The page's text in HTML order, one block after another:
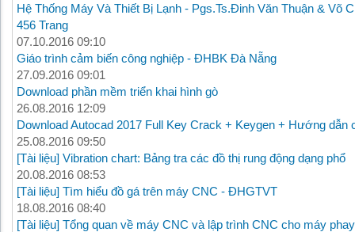
Hệ Thống Máy Và Thiết Bị Lạnh - Pgs.Ts.Đinh Văn Thuận & Võ
456 Trang
07.10.2016 09:10
Giáo trình cảm biến công nghiệp - ĐHBK Đà Nẵng
27.09.2016 09:01
Download phần mềm triển khai hình gò
26.08.2016 12:09
Download Autocad 2017 Full Key Crack + Keygen + Hướng dẫn
25.08.2016 09:50
[Tài liệu] Vibration chart: Bảng tra các đồ thị rung động dạng phổ
20.08.2016 08:53
[Tài liệu] Tìm hiểu đồ gá trên máy CNC - ĐHGTVT
18.08.2016 08:40
[Tài liệu] Tổng quan về máy CNC và lập trình CNC cho máy